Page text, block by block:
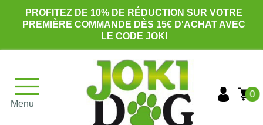
PROFITEZ DE 10% DE RÉDUCTION SUR VOTRE
PREMIÈRE COMMANDE DÈS 15€ D'ACHAT AVEC
LE CODE JOKI
Menu
0